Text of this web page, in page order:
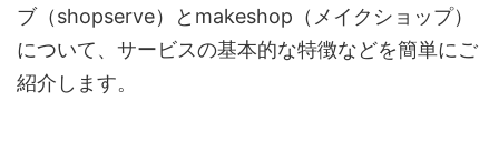
ブ（shopserve）とmakeshop（メイクショップ）
について、サービスの基本的な特徴などを簡単にご
紹介します。